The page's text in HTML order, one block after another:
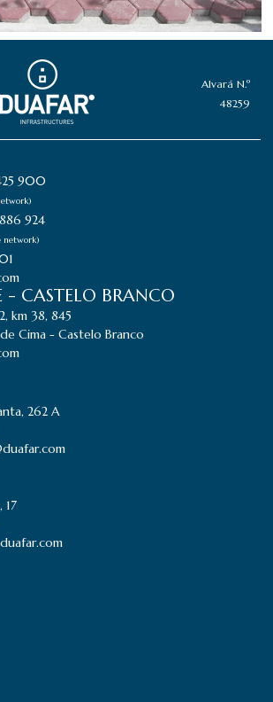
Alvará N.º
48259
900
924
network)
- CASTELO BRANCO
km 38, 845
Cima - Castelo Branco
262 A
17